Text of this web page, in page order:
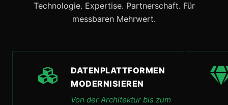
Technologie. Expertise. Partnerschaft. Für
messbaren Mehrwert.
DATENPLATTFORMEN
MODERNISIEREN
Von der Architektur bis zum